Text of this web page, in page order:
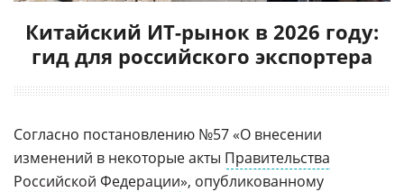
Китайский ИТ-рынок в 2026 году:
гид для российского экспортера
Согласно постановлению №57 «О внесении
изменений в некоторые акты Правительства
Российской Федерации», опубликованному